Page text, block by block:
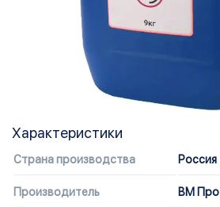
Характеристики
Страна производства Россия
Производитель ВМ Про